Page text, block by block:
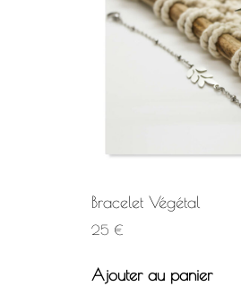
Bracelet Végétal
25 €
Ajouter au panier